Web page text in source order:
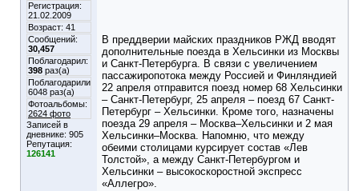
Регистрация:
21.02.2009
Возраст: 41
Сообщений:
30,457
Поблагодарил:
398 раз(а)
Поблагодарили
6048 раз(а)
Фотоальбомы:
2624 фото
Записей в
дневнике: 905
Репутация:
126141
В преддверии майских праздников РЖД вводят
дополнительные поезда в Хельсинки из Москвы
и Санкт-Петербурга. В связи с увеличением
пассажиропотока между Россией и Финляндией
22 апреля отправится поезд номер 68 Хельсинки
– Санкт-Петербург, 25 апреля – поезд 67 Санкт-
Петербург – Хельсинки. Кроме того, назначены
поезда 29 апреля – Москва–Хельсинки и 2 мая
Хельсинки–Москва. Напомню, что между
обеими столицами курсирует состав «Лев
Толстой», а между Санкт-Петербургом и
Хельсинки – высокоскоростной экспресс
«Аллегро».